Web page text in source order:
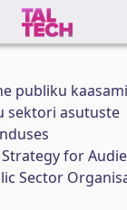
publiku
sektori asutuste
for
Sector